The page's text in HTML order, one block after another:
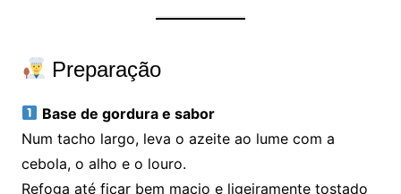
Preparação
Base de gordura e sabor
Num tacho largo, leva o azeite ao lume com a
cebola, o alho e o louro.
Refoga até ficar bem macio e ligeiramente tostado